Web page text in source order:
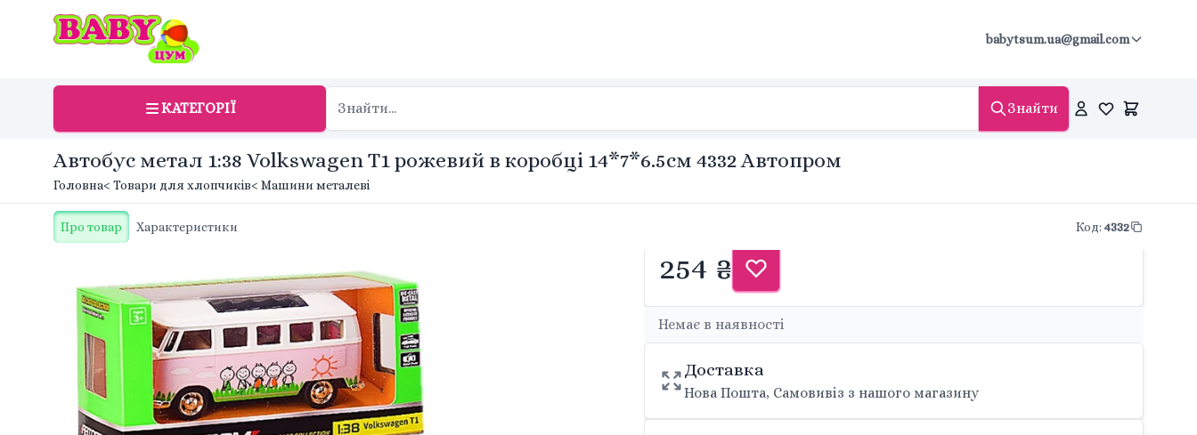
babytsum.ua@gmail.com
КАТЕГОРІЇ Знайти
Автобус метал 1:38 Volkswagen T1 рожевий в коробці 14*7*6.5cм 4332 Автопром
Головна< Товари для хлопчиків< Машини металеві
Про товар Характеристики Код: 4332
254 ₴
Немає в наявності
Доставка
Нова Пошта, Самовивіз з нашого магазину